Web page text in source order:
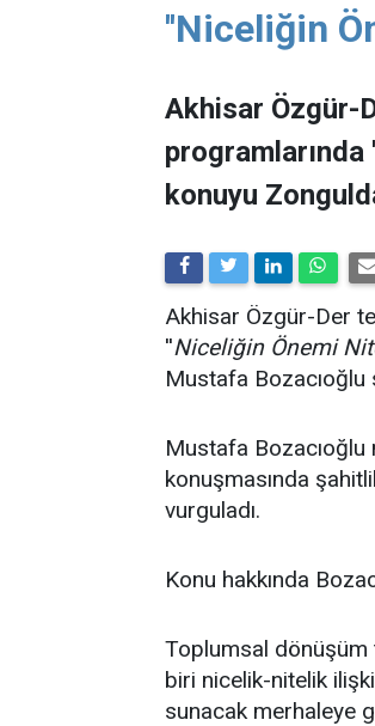
''Niceliğin
Akhisar Özgür-
konuyu
Akhisar Özgür-Der
''Niceliğin Önemi
Mustafa Bozacıoğlu
Mustafa Bozacıoğlu
konuşmasında
vurguladı.
Konu hakkında
Toplumsal dönüşüm
biri nicelik-nitelik
sunacak merhaleye